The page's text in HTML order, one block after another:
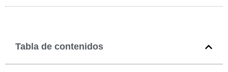
Tabla de contenidos